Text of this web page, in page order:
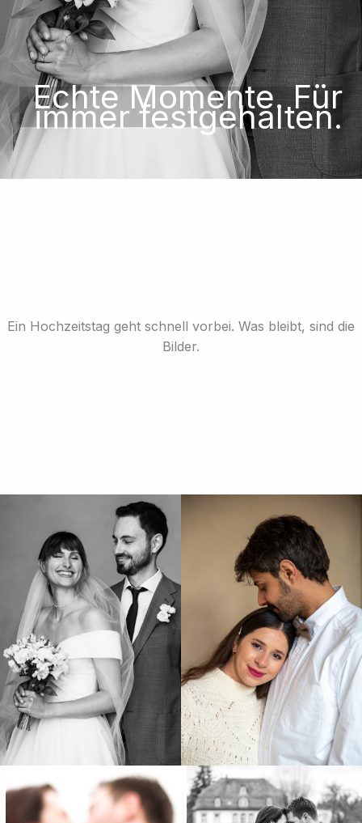
Echte Momente. Für
immer festgehalten.
Ein Hochzeitstag geht schnell vorbei. Was bleibt, sind die
Bilder.